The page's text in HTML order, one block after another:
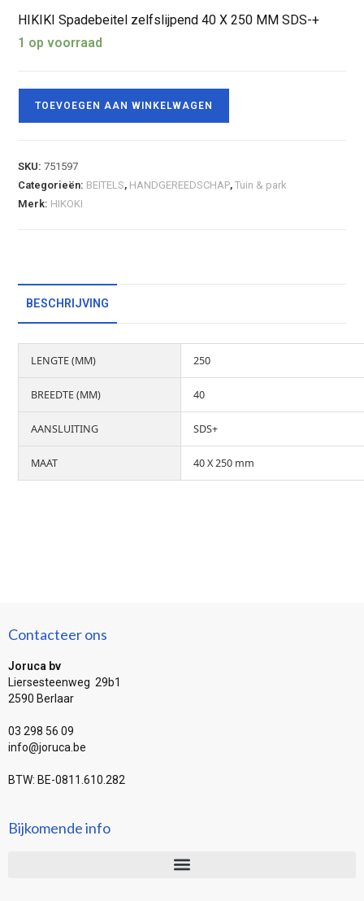
HIKIKI Spadebeitel zelfslijpend 40 X 250 MM SDS-+
1 op voorraad
TOEVOEGEN AAN WINKELWAGEN
SKU:751597
Categorieën: BEITELS, HANDGEREEDSCHAP,Tuin & park
Merk: HIKOKI
BESCHRIJVING
LENGTE (MM) 250
BREEDTE (MM) 40
AANSLUITING SDS+
MAAT 40 X 250 mm
Contacteer ons
Joruca bv
Liersesteenweg 29b1
2590 Berlaar
03 298 56 09
info@joruca.be
BTW: BE-0811.610.282
Bijkomende info